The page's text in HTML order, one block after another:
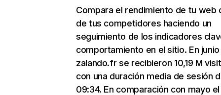
Compara el rendimiento de tu web
de tus competidores haciendo un
seguimiento de los indicadores
comportamiento en el sitio. En junio
zalando.fr se recibieron 10,19 M
con una duración media de sesión
09:34. En comparación con mayo el